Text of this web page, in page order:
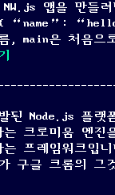
앱을 만들려
. { “name”:
, main은 처음으
의 선언 설정”
된 Node.js 플랫
크로미움 엔진
프레임워크입
구글 크롬의 그